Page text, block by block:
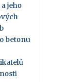
jeho
betonu